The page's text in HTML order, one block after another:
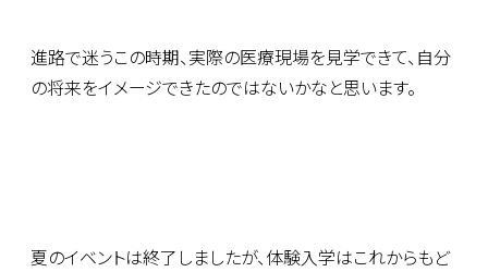
進路で迷うこの時期、実際の医療現場を見学できて、自分
の将来をイメージできたのではないかなと思います。
夏のイベントは終了しましたが、体験入学はこれからもど